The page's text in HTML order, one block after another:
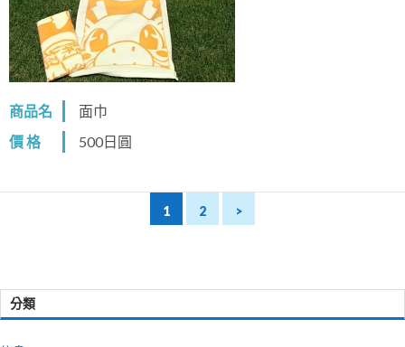
商品名
面巾
價 格
500日圓
1 2 >
分類